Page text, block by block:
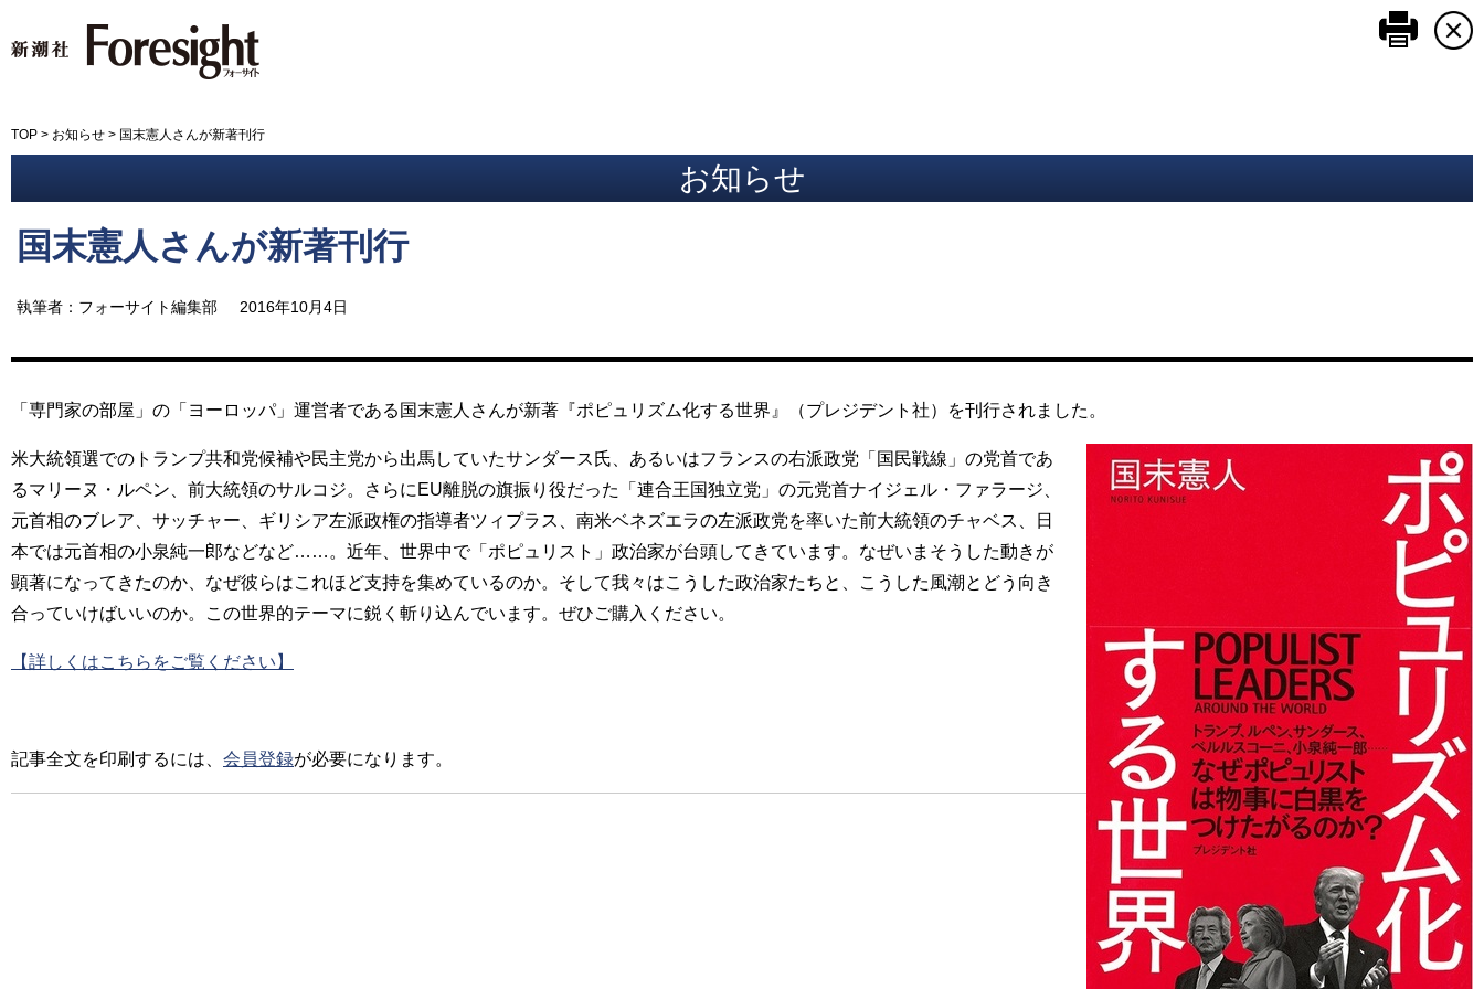
このペ
TOP > お知らせ > 国末憲人さんが新著刊行
お知らせ
国末憲人さんが新著刊行
執筆者：フォーサイト編集部 2016年10月4日
「専門家の部屋」の「ヨーロッパ」運営者である国末憲人さんが新著『ポピュリズム化する世界』（プレジデント社）を刊行されました。
米大統領選でのトランプ共和党候補や民主党から出馬していたサンダース氏、あるいはフランスの右派政党「国民戦線」の党首であ
るマリーヌ・ルペン、前大統領のサルコジ。さらにEU離脱の旗振り役だった「連合王国独立党」の元党首ナイジェル・ファラージ、
元首相のブレア、サッチャー、ギリシア左派政権の指導者ツィプラス、南米ベネズエラの左派政党を率いた前大統領のチャベス、日
本では元首相の小泉純一郎などなど……。近年、世界中で「ポピュリスト」政治家が台頭してきています。なぜいまそうした動きが
顕著になってきたのか、なぜ彼らはこれほど支持を集めているのか。そして我々はこうした政治家たちと、こうした風潮とどう向き
合っていけばいいのか。この世界的テーマに鋭く斬り込んでいます。ぜひご購入ください。
【詳しくはこちらをご覧ください】
記事全文を印刷するには、 会員登録が必要になります。